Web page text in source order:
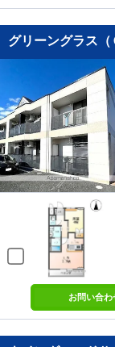
グリーングラス
お問い合わ